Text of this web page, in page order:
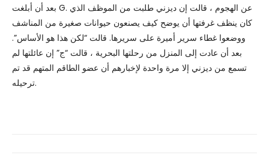
بعد أن أبلغت G. عن الهجوم ، قالت إن ديزني طلبت من الموظف الذي
كان ينظف غرفتها أن يوضح كيف يصنعون حيوانات صغيرة من المناشف
ووضعوا غطاء سرير أميرة على سريرها. قالت “لكن هذا هو الأساس”.
بعد أن عادت إلى المنزل من رحلتها البحرية ، قالت “ج” إن عائلتها لم
تسمع من ديزني إلا مرة واحدة لإخبارهم أن عضو الطاقم المتهم قد تم
ترحيله.